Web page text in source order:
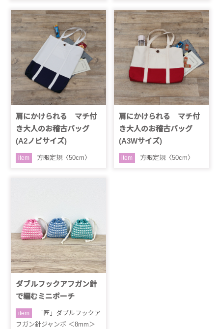
肩にかけられる マチ付
き大人のお稽古バッグ
(A2ノビサイズ)
item 方眼定規〈50cm〉
肩にかけられる マチ付
き大人のお稽古バッグ
(A3Wサイズ)
item 方眼定規〈50cm〉
ダブルフックアフガン針
で編むミニポーチ
item
「匠」ダブルフックア
フガン針ジャンボ ＜8mm＞